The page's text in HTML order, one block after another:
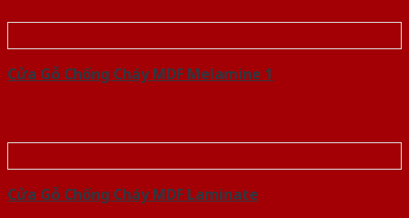
Cửa Gỗ Chống Cháy MDF Melamine 1
Cửa Gỗ Chống Cháy MDF Laminate